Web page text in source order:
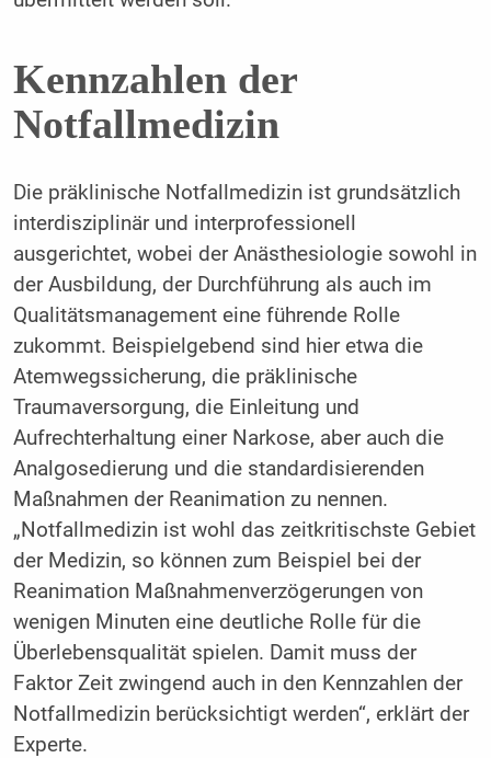
Kennzahlen der
Notfallmedizin
Die präklinische Notfallmedizin ist grundsätzlich
interdisziplinär und interprofessionell
ausgerichtet, wobei der Anästhesiologie sowohl in
der Ausbildung, der Durchführung als auch im
Qualitätsmanagement eine führende Rolle
zukommt. Beispielgebend sind hier etwa die
Atemwegssicherung, die präklinische
Traumaversorgung, die Einleitung und
Aufrechterhaltung einer Narkose, aber auch die
Analgosedierung und die standardisierenden
Maßnahmen der Reanimation zu nennen.
„Notfallmedizin ist wohl das zeitkritischste Gebiet
der Medizin, so können zum Beispiel bei der
Reanimation Maßnahmenverzögerungen von
wenigen Minuten eine deutliche Rolle für die
Überlebensqualität spielen. Damit muss der
Faktor Zeit zwingend auch in den Kennzahlen der
Notfallmedizin berücksichtigt werden“, erklärt der
Experte.